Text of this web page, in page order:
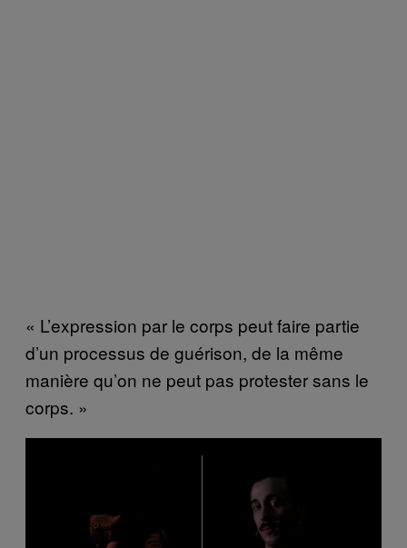
« L’expression par le corps peut faire partie
d’un processus de guérison, de la même
manière qu’on ne peut pas protester sans le
corps. »